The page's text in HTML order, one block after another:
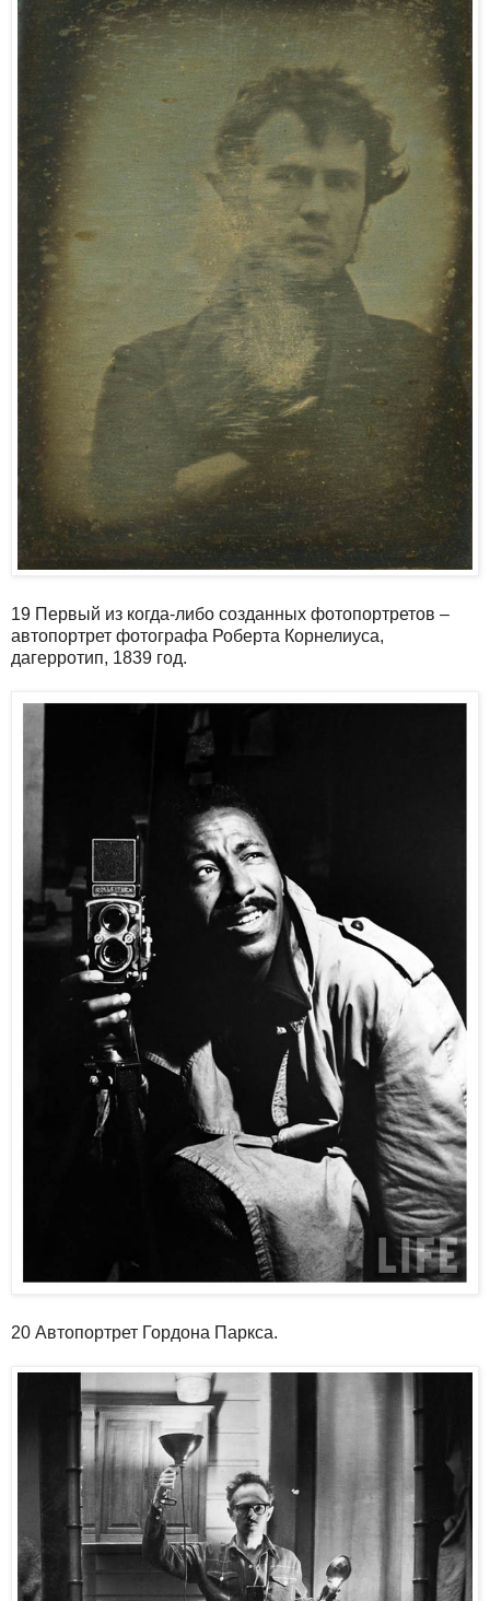
19 Первый из когда-либо созданных фотопортретов –
автопортрет фотографа Роберта Корнелиуса,
дагерротип, 1839 год.
20 Автопортрет Гордона Паркса.